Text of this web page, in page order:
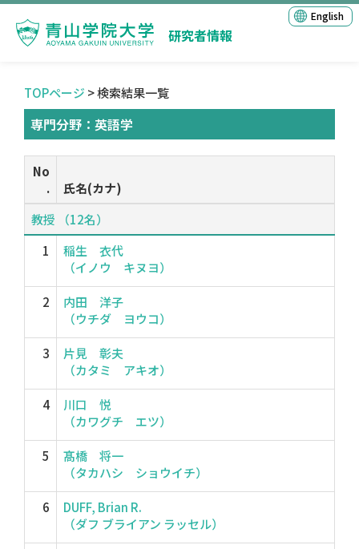
研究者情報
English
TOPページ > 検索結果一覧
専門分野：英語学
No
.
氏名(カナ)
教授 （12名）
1
稲生 衣代
（イノウ キヌヨ）
2
内田 洋子
（ウチダ ヨウコ）
3
片見 彰夫
（カタミ アキオ）
4
川口 悦
（カワグチ エツ）
5
髙橋 将一
（タカハシ ショウイチ）
6
DUFF, Brian R.
（ダフ ブライアン ラッセル）